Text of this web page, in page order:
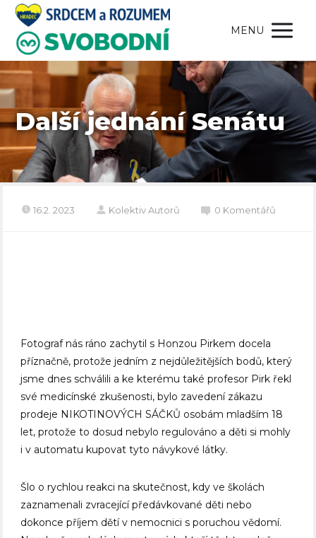
MENU
Další jednání Senátu
16.2. 2023 Kolektiv Autorů 0 Komentářů
Fotograf nás ráno zachytil s Honzou Pirkem docela
příznačně, protože jedním z nejdůležitějších bodů, který
jsme dnes schválili a ke kterému také profesor Pirk řekl
své medicínské zkušenosti, bylo zavedení zákazu
prodeje NIKOTINOVÝCH SÁČKŮ osobám mladším 18
let, protože to dosud nebylo regulováno a děti si mohly
i v automatu kupovat tyto návykové látky.
Šlo o rychlou reakci na skutečnost, kdy ve školách
zaznamenali zvracející předávkované děti nebo
dokonce příjem dětí v nemocnici s poruchou vědomí.